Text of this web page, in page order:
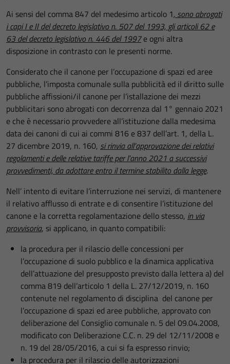
Ai sensi del comma 847 del medesimo articolo 1, sono abrogati
i capi I e II del decreto legislativo n. 507 del 1993, gli articoli 62 e
63 del decreto legislativo n. 446 del 1997e ogni altra
disposizione in contrasto con le presenti norme.
Considerato che il canone per l’occupazione di spazi ed aree
pubbliche, l’imposta comunale sulla pubblicità ed il diritto sulle
pubbliche affissioni/il canone per l’istallazione dei mezzi
pubblicitari sono abrogati con decorrenza dal 1° gennaio 2021
e che è necessario provvedere all’istituzione dalla medesima
data dei canoni di cui ai commi 816 e 837 dell’art. 1, della L.
27 dicembre 2019, n. 160, si rinvia all’approvazione dei relativi
regolamenti e delle relative tariffe per l’anno 2021 a successivi
provvedimenti, da adottare entro il termine stabilito dalla legge.
Nell’ intento di evitare l’interruzione nei servizi, di mantenere
il relativo afflusso di entrate e di consentire l’istituzione del
canone e la corretta regolamentazione dello stesso, in via
provvisoria, si applicano, in quanto compatibili:
la procedura per il rilascio delle concessioni per
l’occupazione di suolo pubblico e la dinamica applicativa
dell’attuazione del presupposto previsto dalla lettera a) del
comma 819 dell’articolo 1 della L. 27/12/2019, n. 160
contenute nel regolamento di disciplina del canone per
l’occupazione di spazi ed aree pubbliche, approvato con
deliberazione del Consiglio comunale n. 5 del 09.04.2008,
modificato con Deliberazione C.C. n. 29 del 12/11/2008 e
n. 19 del 28/05/2016, a cui si fa espresso rinvio;
la procedura per il rilascio delle autorizzazioni